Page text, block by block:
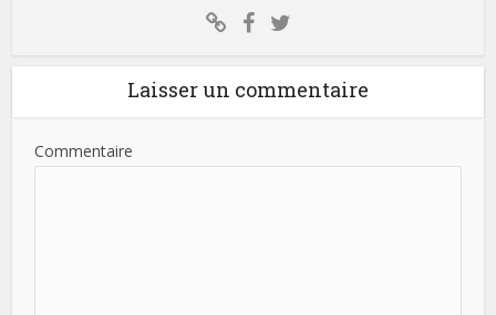
Laisser un commentaire
Commentaire